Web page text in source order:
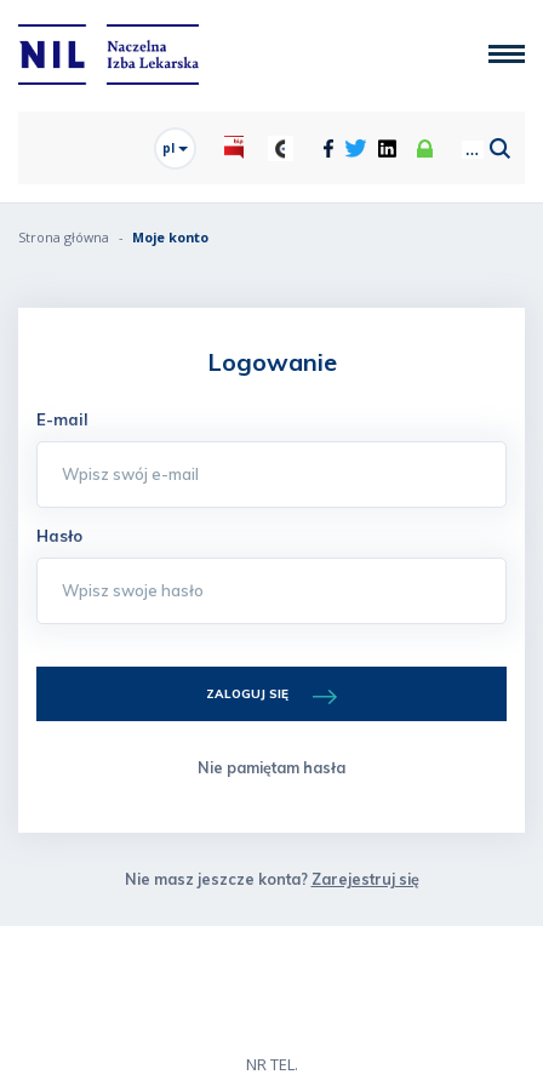
pl
Strona główna Moje konto
Logowanie
E-mail
Hasło
ZALOGUJ SIĘ
Nie pamiętam hasła
Nie masz jeszcze konta? Zarejestruj się
NR TEL.